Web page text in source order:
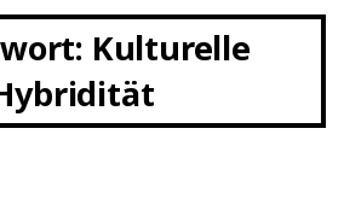
Kulturelle